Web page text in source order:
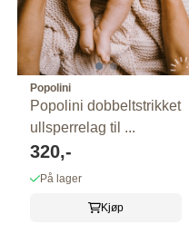
Popolini
Popolini dobbeltstrikket
ullsperrelag til ...
320,-
På lager
Kjøp